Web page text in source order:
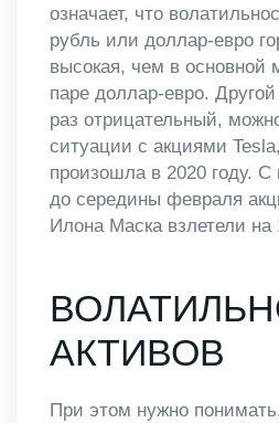
означает, что
рубль или доллар-евро
высокая, чем в основной
паре доллар-евро.
раз отрицательный,
ситуации с акциями
произошла в 2020 году. С
до середины февраля
Илона Маска взлетели на
АКТИВОВ
При этом нужно